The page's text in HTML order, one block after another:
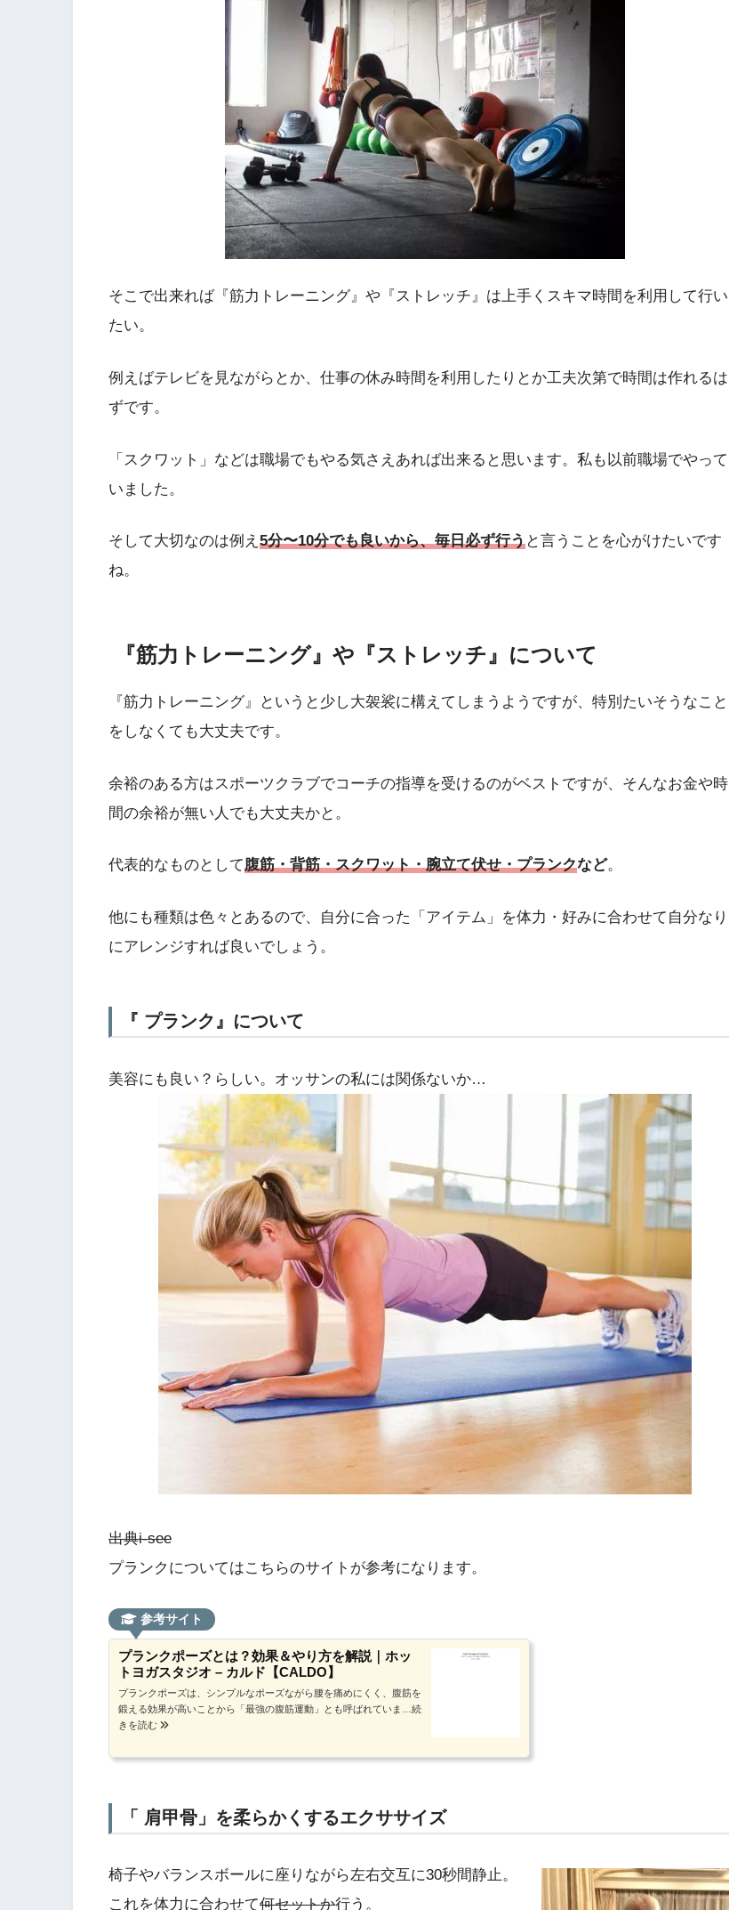
そこで出来れば『筋力トレーニング』や『ストレッチ』は上手くスキマ時間を利用して行い
たい。
例えばテレビを見ながらとか、仕事の休み時間を利用したりとか工夫次第で時間は作れるは
ずです。
「スクワット」などは職場でもやる気さえあれば出来ると思います。私も以前職場でやって
いました。
そして大切なのは例え 5分〜10分でも良いから、毎日必ず行うと言うことを心がけたいです
ね。
『筋力トレーニング』や『ストレッチ』について
『筋力トレーニング』というと少し大袈裟に構えてしまうようですが、特別たいそうなこと
をしなくても大丈夫です。
余裕のある方はスポーツクラブでコーチの指導を受けるのがベストですが、そんなお金や時
間の余裕が無い人でも大丈夫かと。
代表的なものとして腹筋・背筋・スクワット・腕立て伏せ・プランクなど。
他にも種類は色々とあるので、自分に合った「アイテム」を体力・好みに合わせて自分なり
にアレンジすれば良いでしょう。
『 プランク』について
美容にも良い？らしい。オッサンの私には関係ないか…
出典i-see
プランクについてはこちらのサイトが参考になります。
参考サイト
プランクポーズとは？効果＆やり方を解説｜ホッ
トヨガスタジオ – カルド【CALDO】
プランクポーズは、シンプルなポーズながら腰を痛めにくく、腹筋を
鍛える効果が高いことから「最強の腹筋運動」とも呼ばれていま…続
きを読む
「 肩甲骨」を柔らかくするエクササイズ
椅子やバランスボールに座りながら左右交互に30秒間静止。
これを体力に合わせて何セットか行う。